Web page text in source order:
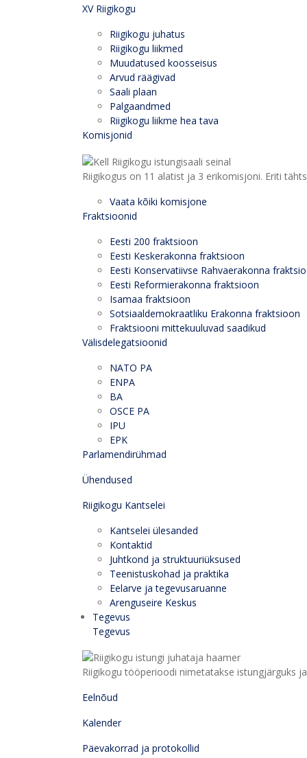
XV Riigikogu
Riigikogu juhatus
Riigikogu liikmed
Muudatused koosseisus
Arvud räägivad
Saali plaan
Palgaandmed
Riigikogu liikme hea tava
Komisjonid
Riigikogus on 11 alatist ja 3 erikomisjoni. Eriti
Vaata kõiki komisjone
Fraktsioonid
Eesti 200 fraktsioon
Eesti Keskerakonna fraktsioon
Eesti Konservatiivse Rahvaerakonna
Eesti Reformierakonna fraktsioon
Isamaa fraktsioon
Sotsiaaldemokraatliku Erakonna fraktsioon
Fraktsiooni mittekuuluvad saadikud
Välisdelegatsioonid
NATO PA
ENPA
BA
OSCE PA
IPU
EPK
Parlamendirühmad
Ühendused
Riigikogu Kantselei
Kantselei ülesanded
Kontaktid
Juhtkond ja struktuuriüksused
Teenistuskohad ja praktika
Eelarve ja tegevusaruanne
Arenguseire Keskus
Tegevus
Tegevus
Riigikogu tööperioodi nimetatakse istungjärguks
Eelnõud
Kalender
Päevakorrad ja protokollid